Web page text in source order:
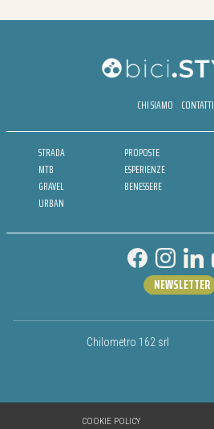
CHI SIAMO CONTATTI
STRADA
MTB
GRAVEL
URBAN
PROPOSTE
ESPERIENZE
BENESSERE
Chilometro 162 srl
NEWSLETTER
COOKIE POLICY